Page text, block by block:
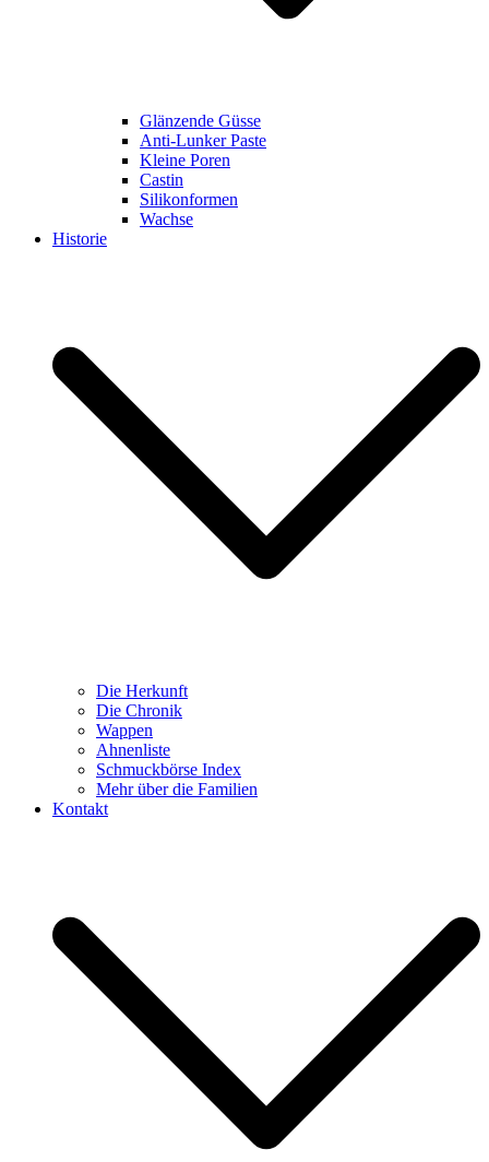
Glänzende Güsse
Anti-Lunker Paste
Kleine Poren
Castin
Silikonformen
Wachse
Historie
Die Herkunft
Die Chronik
Wappen
Ahnenliste
Schmuckbörse Index
Mehr über die Familien
Kontakt